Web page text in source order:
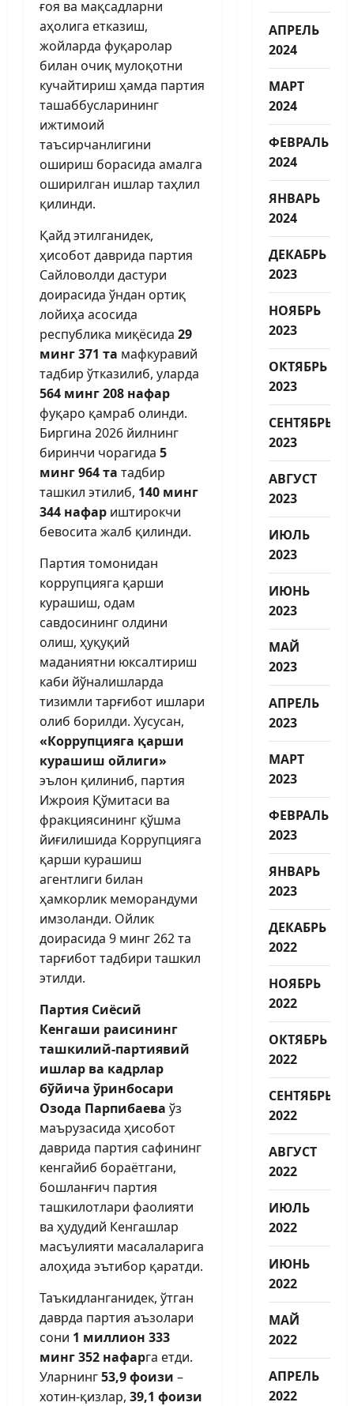
ғоя ва мақсадларни
аҳолига етказиш,
жойларда фуқаролар
билан очиқ мулоқотни
кучайтириш ҳамда партия
ташаббусларининг
ижтимоий
таъсирчанлигини
ошириш борасида амалга
оширилган ишлар таҳлил
қилинди.
Қайд этилганидек,
ҳисобот даврида партия
Сайловолди дастури
доирасида ўндан ортиқ
лойиҳа асосида
республика миқёсида 29
минг 371 та мафкуравий
тадбир ўтказилиб, уларда
564 минг 208 нафар
фуқаро қамраб олинди.
Биргина 2026 йилнинг
биринчи чорагида 5
минг 964 та тадбир
ташкил этилиб, 140 минг
344 нафар иштирокчи
бевосита жалб қилинди.
Партия томонидан
коррупцияга қарши
курашиш, одам
савдосининг олдини
олиш, ҳуқуқий
маданиятни юксалтириш
каби йўналишларда
тизимли тарғибот ишлари
олиб борилди. Хусусан,
«Коррупцияга қарши
курашиш ойлиги»
эълон қилиниб, партия
Ижроия Қўмитаси ва
фракциясининг қўшма
йиғилишида Коррупцияга
қарши курашиш
агентлиги билан
ҳамкорлик меморандуми
имзоланди. Ойлик
доирасида 9 минг 262 та
тарғибот тадбири ташкил
этилди.
Партия Сиёсий
Кенгаши раисининг
ташкилий-партиявий
ишлар ва кадрлар
бўйича ўринбосари
Озода Парпибаева ўз
маърузасида ҳисобот
даврида партия сафининг
кенгайиб бораётгани,
бошланғич партия
ташкилотлари фаолияти
ва ҳудудий Кенгашлар
масъулияти масалаларига
алоҳида эътибор қаратди.
Таъкидланганидек, ўтган
даврда партия аъзолари
сони 1 миллион 333
минг 352 нафарга етди.
Уларнинг53,9 фоизи –
хотин-қизлар, 39,1 фоизи
АПРЕЛЬ
2024
МАРТ
2024
ФЕВРАЛЬ
2024
ЯНВАРЬ
2024
ДЕКАБРЬ
2023
НОЯБРЬ
2023
ОКТЯБРЬ
2023
СЕНТЯБРЬ
2023
АВГУСТ
2023
ИЮЛЬ
2023
ИЮНЬ
2023
МАЙ
2023
АПРЕЛЬ
2023
МАРТ
2023
ФЕВРАЛЬ
2023
ЯНВАРЬ
2023
ДЕКАБРЬ
2022
НОЯБРЬ
2022
ОКТЯБРЬ
2022
СЕНТЯБРЬ
2022
АВГУСТ
2022
ИЮЛЬ
2022
ИЮНЬ
2022
МАЙ
2022
АПРЕЛЬ
2022